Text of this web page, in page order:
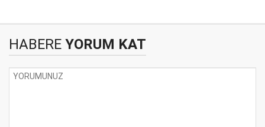
HABERE YORUM KAT